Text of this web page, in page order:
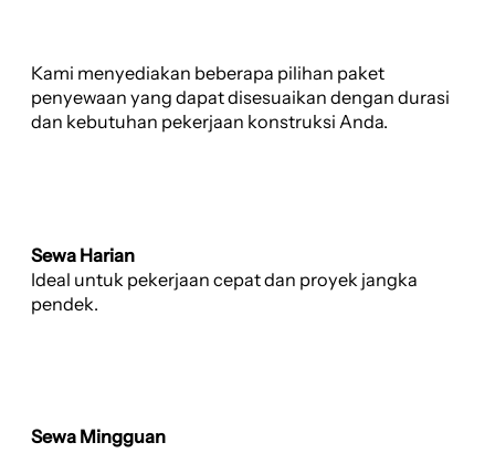
Kami menyediakan beberapa pilihan paket
penyewaan yang dapat disesuaikan dengan durasi
dan kebutuhan pekerjaan konstruksi Anda.
Sewa Harian
Ideal untuk pekerjaan cepat dan proyek jangka
pendek.
Sewa Mingguan